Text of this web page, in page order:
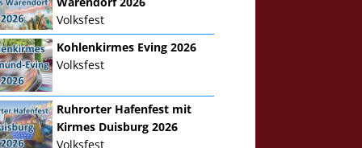
Volksfest
Kohlenkirmes Eving 2026
Volksfest
Ruhrorter Hafenfest mit
Kirmes Duisburg 2026
Volksfest